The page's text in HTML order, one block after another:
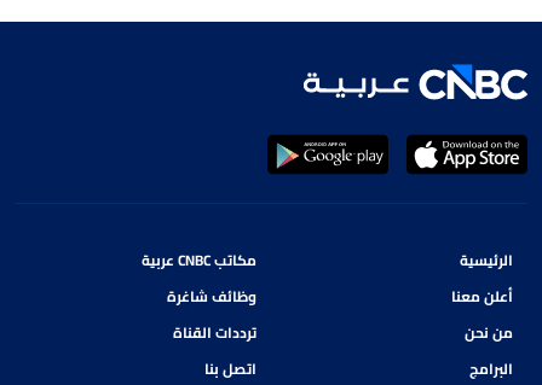
الرئيسية
أعلن معنا
من نحن
البرامج
مكاتب CNBC عربية
وظائف شاغرة
ترددات القناة
اتصل بنا